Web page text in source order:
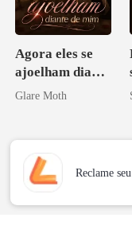
Agora eles se
ajoelham diante
de mim
Glare Moth
Reclame